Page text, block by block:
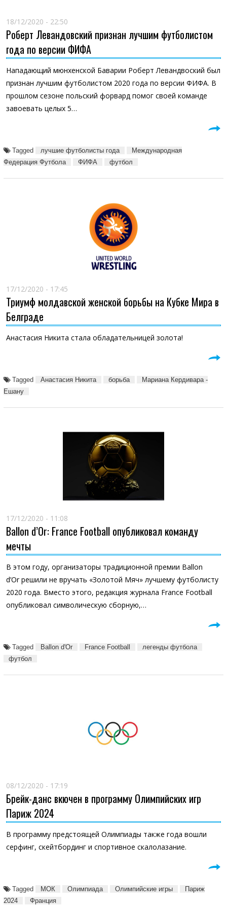
18/12/2020 - 22:50
Роберт Левандовский признан лучшим футболистом
года по версии ФИФА
Нападающий мюнхенской Баварии Роберт Левандвоский был
признан лучшим футболистом 2020 года по версии ФИФА. В
прошлом сезоне польский форвард помог своей команде
завоевать целых 5…
Tagged лучшие футболисты года
Международная
Федерация Футбола
ФИФА футбол
17/12/2020 - 17:45
Триумф молдавской женской борьбы на Кубке Мира в
Белграде
Анастасия Никита стала обладательницей золота!
Tagged Анастасия Никита борьба
Мариана Кердивара -
Ешану
17/12/2020 - 11:08
Ballon d’Or: France Football опубликовал команду
мечты
В этом году, организаторы традиционной премии Ballon
d’Or решили не вручать «Золотой Мяч» лучшему футболисту
2020 года. Вместо этого, редакция журнала France Football
опубликовал символическую сборную,…
Tagged Ballon d'Or France Football
легенды футбола
футбол
08/12/2020 - 17:19
Брейк-данс вкючен в программу Олимпийских игр
Париж 2024
В программу предстоящей Олимпиады также года вошли
серфинг, скейтбординг и спортивное скалолазание.
Tagged МОК Олимпиада Олимпийские игры
Париж
2024
Франция